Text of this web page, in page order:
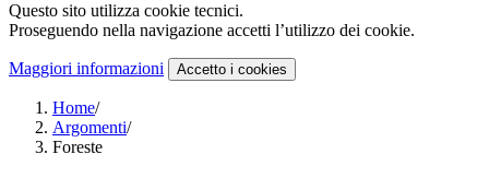
Questo sito utilizza cookie tecnici.
Proseguendo nella navigazione accetti l’utilizzo dei cookie.
Maggiori informazioni Accetto i cookies
Home/
Argomenti/
Foreste